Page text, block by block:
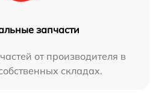
запчасти
от производителя в
складах.